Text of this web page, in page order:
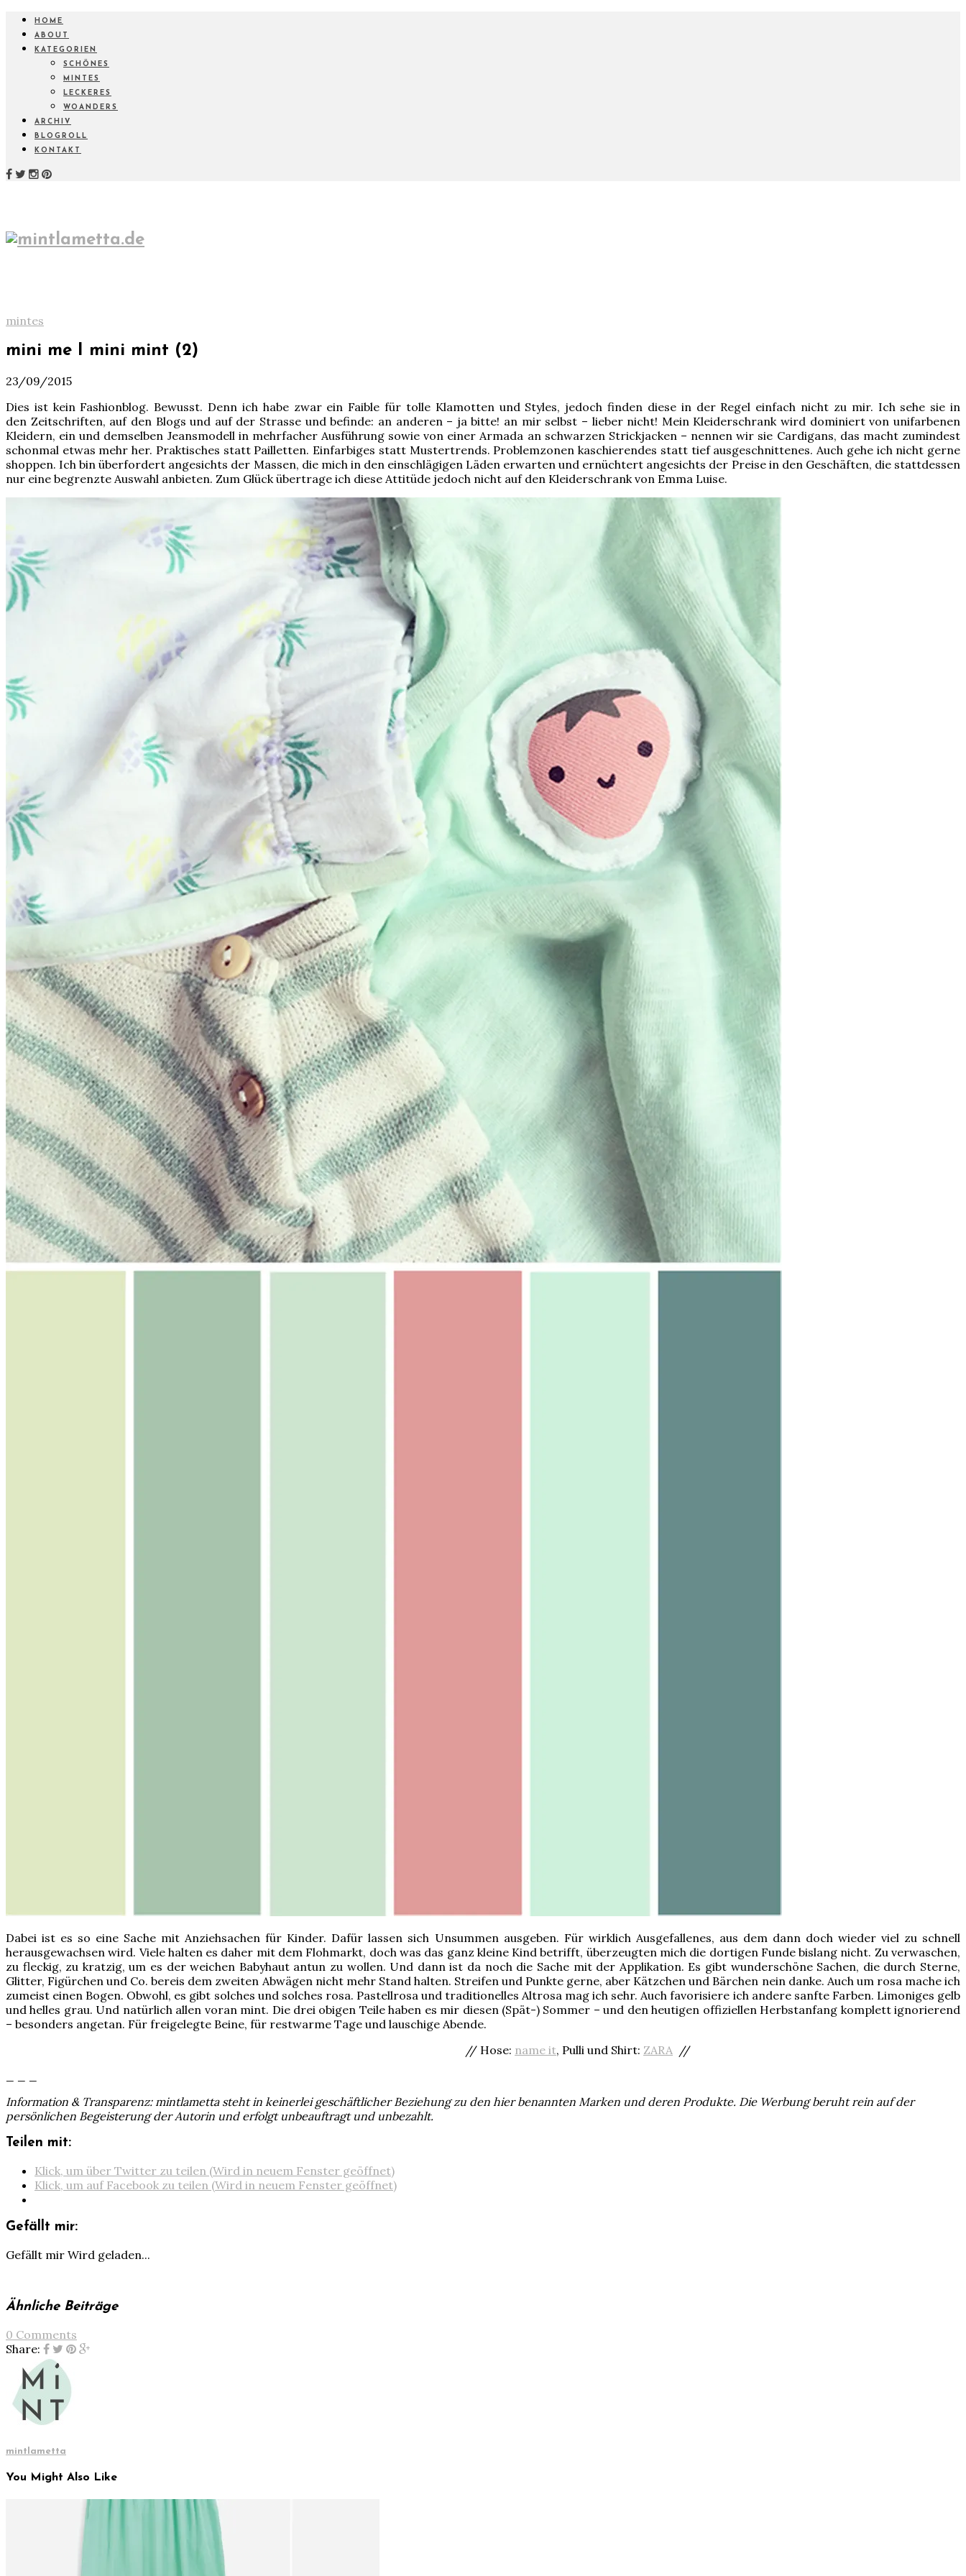
HOME
ABOUT
KATEGORIEN
SCHÖNES
MINTES
LECKERES
WOANDERS
ARCHIV
BLOGROLL
KONTAKT
mintes
mini me I mini mint (2)
23/09/2015
Dies ist kein Fashionblog. Bewusst. Denn ich habe zwar ein Faible für tolle Klamotten und Styles, jedoch finden diese in der Regel einfach nicht zu mir. Ich sehe sie in
den Zeitschriften, auf den Blogs und auf der Strasse und befinde: an anderen – ja bitte! an mir selbst – lieber nicht! Mein Kleiderschrank wird dominiert von unifarbenen
Kleidern, ein und demselben Jeansmodell in mehrfacher Ausführung sowie von einer Armada an schwarzen Strickjacken – nennen wir sie Cardigans, das macht zumindest
schonmal etwas mehr her. Praktisches statt Pailletten. Einfarbiges statt Mustertrends. Problemzonen kaschierendes statt tief ausgeschnittenes. Auch gehe ich nicht gerne
shoppen. Ich bin überfordert angesichts der Massen, die mich in den einschlägigen Läden erwarten und ernüchtert angesichts der Preise in den Geschäften, die stattdessen
nur eine begrenzte Auswahl anbieten. Zum Glück übertrage ich diese Attitüde jedoch nicht auf den Kleiderschrank von Emma Luise.
Dabei ist es so eine Sache mit Anziehsachen für Kinder. Dafür lassen sich Unsummen ausgeben. Für wirklich Ausgefallenes, aus dem dann doch wieder viel zu schnell
herausgewachsen wird. Viele halten es daher mit dem Flohmarkt, doch was das ganz kleine Kind betrifft, überzeugten mich die dortigen Funde bislang nicht. Zu verwaschen,
zu fleckig, zu kratzig, um es der weichen Babyhaut antun zu wollen. Und dann ist da noch die Sache mit der Applikation. Es gibt wunderschöne Sachen, die durch Sterne,
Glitter, Figürchen und Co. bereis dem zweiten Abwägen nicht mehr Stand halten. Streifen und Punkte gerne, aber Kätzchen und Bärchen nein danke. Auch um rosa mache ich
zumeist einen Bogen. Obwohl, es gibt solches und solches rosa. Pastellrosa und traditionelles Altrosa mag ich sehr. Auch favorisiere ich andere sanfte Farben. Limoniges gelb
und helles grau. Und natürlich allen voran mint. Die drei obigen Teile haben es mir diesen (Spät-) Sommer – und den heutigen offiziellen Herbstanfang komplett ignorierend
– besonders angetan. Für freigelegte Beine, für restwarme Tage und lauschige Abende.
// Hose: name it, Pulli und Shirt: ZARA //
Information & Transparenz: mintlametta steht in keinerlei geschäftlicher Beziehung zu den hier benannten Marken und deren Produkte. Die Werbung beruht rein auf der
persönlichen Begeisterung der Autorin und erfolgt unbeauftragt und unbezahlt.
Teilen mit:
Klick, um über Twitter zu teilen (Wird in neuem Fenster geöffnet)
Klick, um auf Facebook zu teilen (Wird in neuem Fenster geöffnet)
Gefällt mir:
Gefällt mir Wird geladen...
Ähnliche Beiträge
0 Comments
Share:
mintlametta
You Might Also Like